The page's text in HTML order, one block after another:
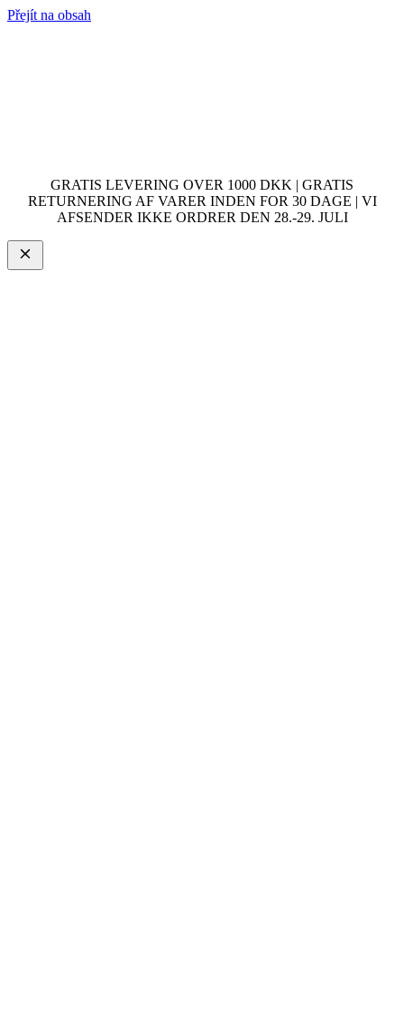
Přejít na obsah
GRATIS LEVERING OVER 1000 DKK | GRATIS
RETURNERING AF VARER INDEN FOR 30 DAGE | VI
AFSENDER IKKE ORDRER DEN 28.-29. JULI